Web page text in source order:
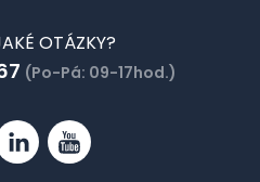
OTÁZKY?
(Po-Pá: 09-17hod.)
LinkedinYouTube